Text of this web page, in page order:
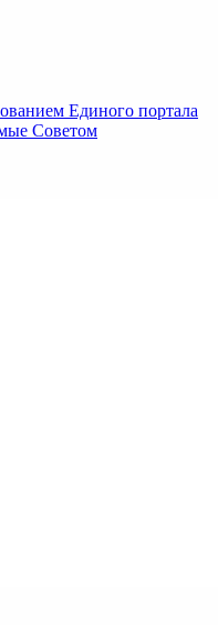
Единого портала
Советом